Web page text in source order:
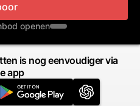
openen
is nog eenvoudiger via
app